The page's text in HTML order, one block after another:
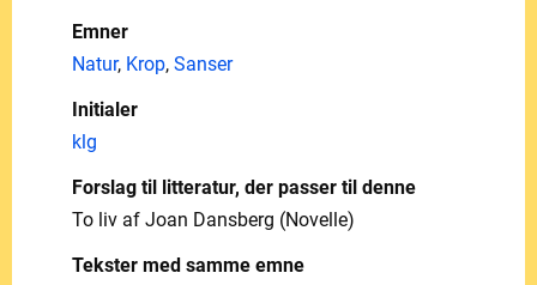
Emner
Natur, Krop, Sanser
Initialer
klg
Forslag til litteratur, der passer til denne
To liv af Joan Dansberg (Novelle)
Tekster med samme emne